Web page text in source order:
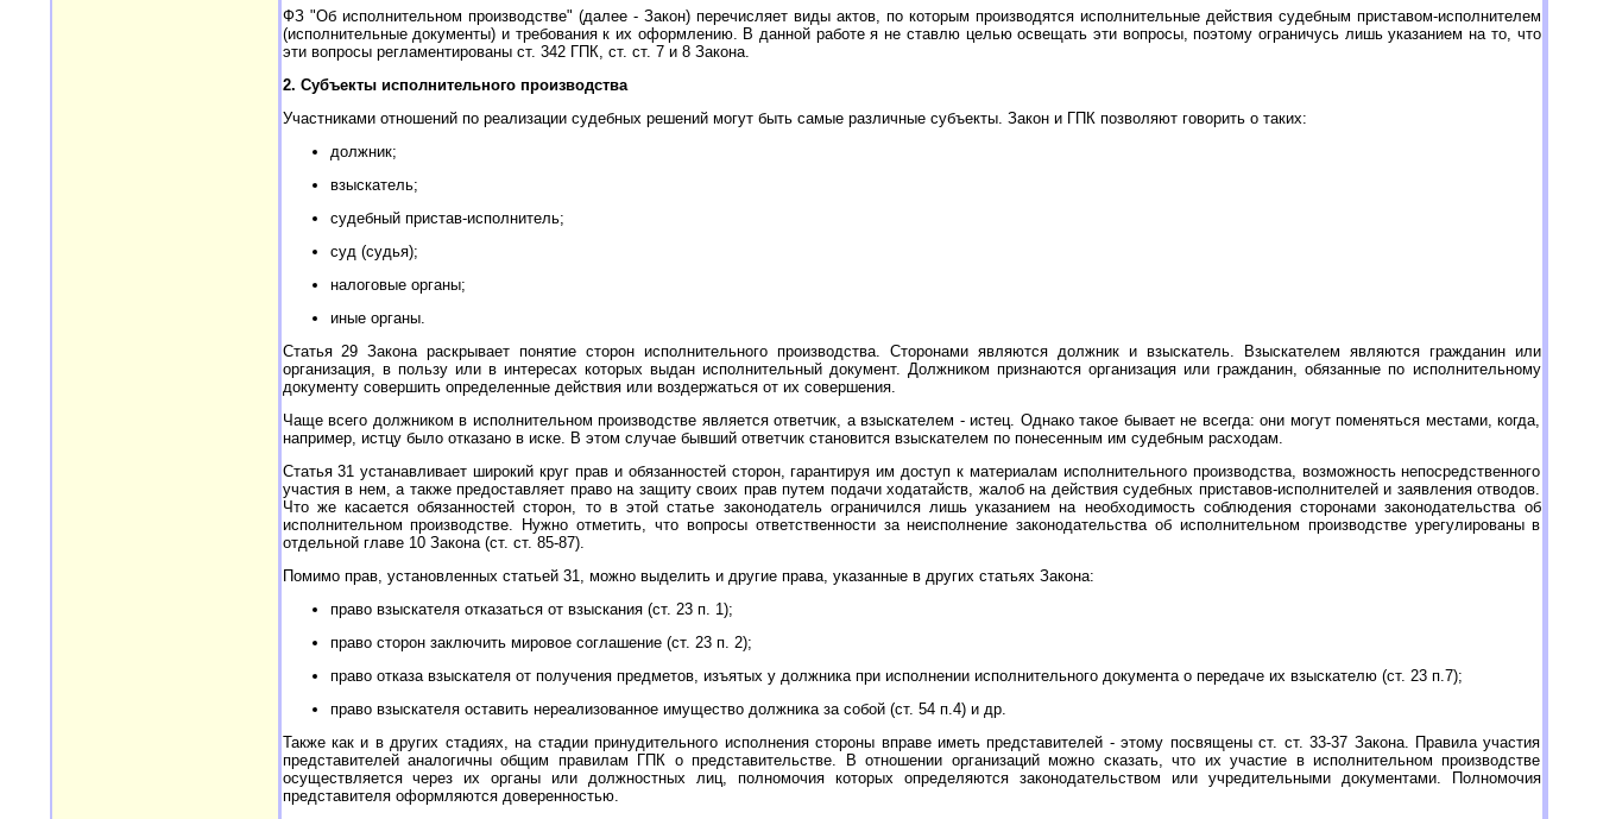
ФЗ "Об исполнительном производстве" (далее - Закон) перечисляет виды актов, по которым производятся исполнительные действия судебным приставом-исполнителем
(исполнительные документы) и требования к их оформлению. В данной работе я не ставлю целью освещать эти вопросы, поэтому ограничусь лишь указанием на то, что
эти вопросы регламентированы ст. 342 ГПК, ст. ст. 7 и 8 Закона.
2. Субъекты исполнительного производства
Участниками отношений по реализации судебных решений могут быть самые различные субъекты. Закон и ГПК позволяют говорить о таких:
должник;
взыскатель;
судебный пристав-исполнитель;
суд (судья);
налоговые органы;
иные органы.
Статья 29 Закона раскрывает понятие сторон исполнительного производства. Сторонами являются должник и взыскатель. Взыскателем являются гражданин или
организация, в пользу или в интересах которых выдан исполнительный документ. Должником признаются организация или гражданин, обязанные по исполнительному
документу совершить определенные действия или воздержаться от их совершения.
Чаще всего должником в исполнительном производстве является ответчик, а взыскателем - истец. Однако такое бывает не всегда: они могут поменяться местами, когда,
например, истцу было отказано в иске. В этом случае бывший ответчик становится взыскателем по понесенным им судебным расходам.
Статья 31 устанавливает широкий круг прав и обязанностей сторон, гарантируя им доступ к материалам исполнительного производства, возможность непосредственного
участия в нем, а также предоставляет право на защиту своих прав путем подачи ходатайств, жалоб на действия судебных приставов-исполнителей и заявления отводов.
Что же касается обязанностей сторон, то в этой статье законодатель ограничился лишь указанием на необходимость соблюдения сторонами законодательства об
исполнительном производстве. Нужно отметить, что вопросы ответственности за неисполнение законодательства об исполнительном производстве урегулированы в
отдельной главе 10 Закона (ст. ст. 85-87).
Помимо прав, установленных статьей 31, можно выделить и другие права, указанные в других статьях Закона:
право взыскателя отказаться от взыскания (ст. 23 п. 1);
право сторон заключить мировое соглашение (ст. 23 п. 2);
право отказа взыскателя от получения предметов, изъятых у должника при исполнении исполнительного документа о передаче их взыскателю (ст. 23 п.7);
право взыскателя оставить нереализованное имущество должника за собой (ст. 54 п.4) и др.
Также как и в других стадиях, на стадии принудительного исполнения стороны вправе иметь представителей - этому посвящены ст. ст. 33-37 Закона. Правила участия
представителей аналогичны общим правилам ГПК о представительстве. В отношении организаций можно сказать, что их участие в исполнительном производстве
осуществляется через их органы или должностных лиц, полномочия которых определяются законодательством или учредительными документами. Полномочия
представителя оформляются доверенностью.